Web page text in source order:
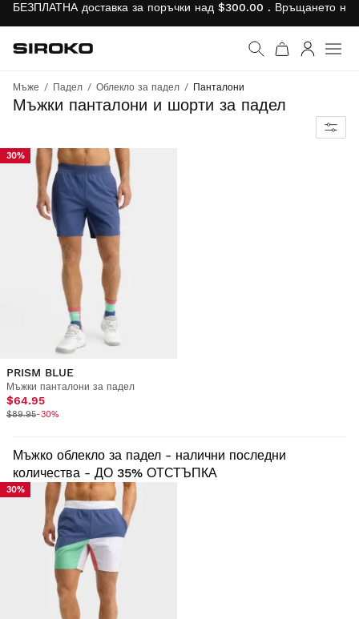
БЕЗПЛАТНА доставка за поръчки над $300.00 . Връщането на
Към началната
Siroko.com
Мъже Падел Облекло за падел Панталони
Мъжки панталони и шорти за падел
Максимален комфорт и ефективност на корта и извън него
30%
PRISM BLUE
Мъжки панталони за падел
$64.95
$89.95-30%
Мъжко облекло за падел - налични последни
количества - ДО 35% ОТСТЪПКА
30%